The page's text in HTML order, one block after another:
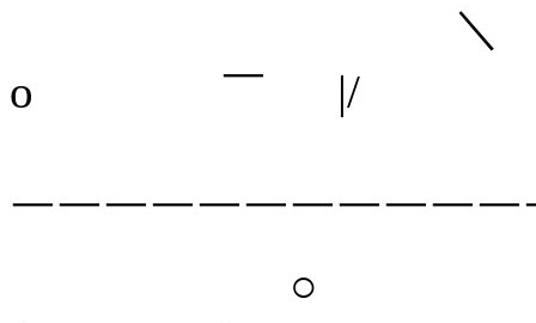
＼ ＼＼
o ￣ |/
￣￣￣￣￣￣￣￣￣￣￣
○ ＼ ＼